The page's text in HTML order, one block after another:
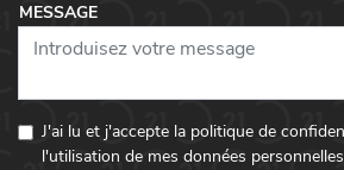
MESSAGE
J'ai lu et j'accepte la politique de
l'utilisation de mes données